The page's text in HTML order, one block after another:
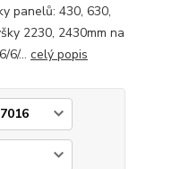
panelů: 430, 630,
2230, 2430mm na
6/... celý popis